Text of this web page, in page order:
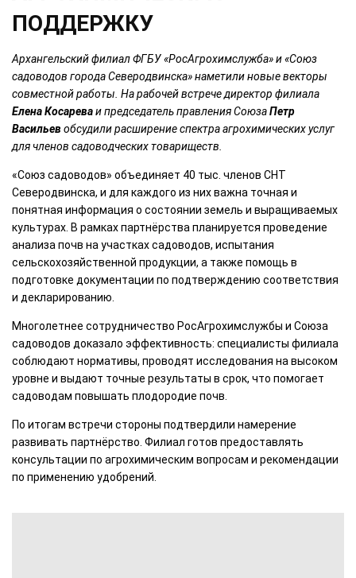
ПОДДЕРЖКУ
Архангельский филиал ФГБУ «РосАгрохимслужба» и «Союз
садоводов города Северодвинска» наметили новые векторы
совместной работы. На рабочей встрече директор филиала
Елена Косареваи председатель правления СоюзаПетр
Васильев обсудили расширение спектра агрохимических услуг
для членов садоводческих товариществ.
«Союз садоводов» объединяет 40 тыс. членов СНТ
Северодвинска, и для каждого из них важна точная и
понятная информация о состоянии земель и выращиваемых
культурах. В рамках партнёрства планируется проведение
анализа почв на участках садоводов, испытания
сельскохозяйственной продукции, а также помощь в
подготовке документации по подтверждению соответствия
и декларированию.
Многолетнее сотрудничество РосАгрохимслужбы и Союза
садоводов доказало эффективность: специалисты филиала
соблюдают нормативы, проводят исследования на высоком
уровне и выдают точные результаты в срок, что помогает
садоводам повышать плодородие почв.
По итогам встречи стороны подтвердили намерение
развивать партнёрство. Филиал готов предоставлять
консультации по агрохимическим вопросам и рекомендации
по применению удобрений.